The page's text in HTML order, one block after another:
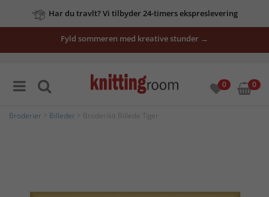
Har du travlt? Vi tilbyder 24-timers ekspreslevering
Fyld sommeren med kreative stunder →
0 0
Broderier Billeder > Broderikit Billede Tiger